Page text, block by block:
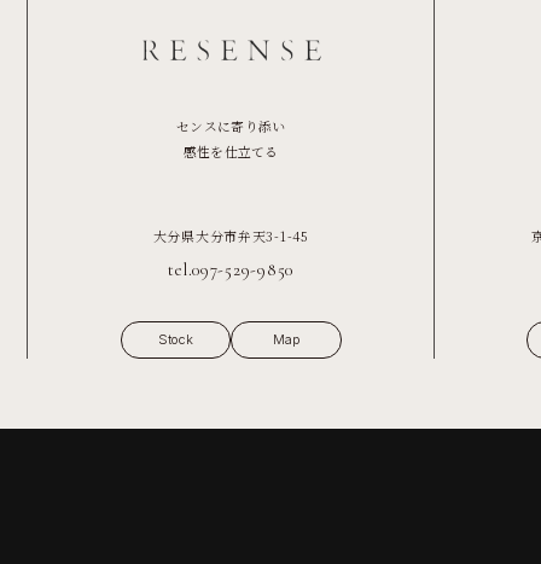
センスに寄り添い
感性を仕立てる
大分県大分市弁天3-1-45
tel.097-529-9850
Stock Map